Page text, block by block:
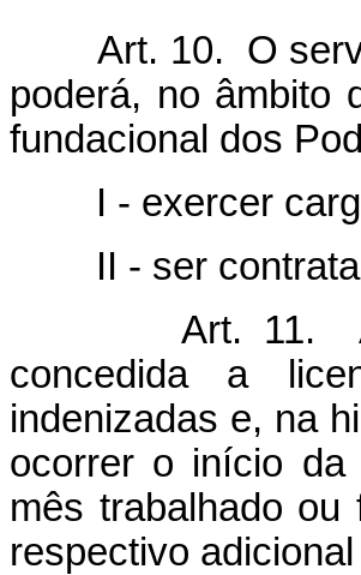
Art. 10. O
poderá, no âmbito
fundacional dos
I - exercer cargo
II - ser
Art. 11. As
concedida a
indenizadas e, na
ocorrer o início
mês trabalhado
respectivo